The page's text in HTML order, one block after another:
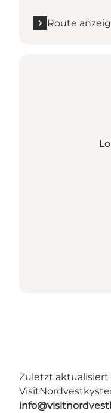
Route
Zuletzt aktualisiert